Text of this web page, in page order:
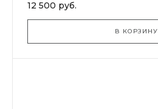
12 500 руб.
В КОРЗИНУ